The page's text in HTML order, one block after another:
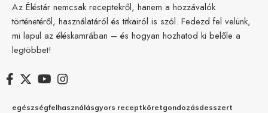
Az Éléstár nemcsak receptekről, hanem a hozzávalók
történetéről, használatáról és titkairól is szól. Fedezd fel velünk,
mi lapul az éléskamrában – és hogyan hozhatod ki belőle a
legtöbbet!
egészségfelhasználásgyors receptköretgondozásdesszert